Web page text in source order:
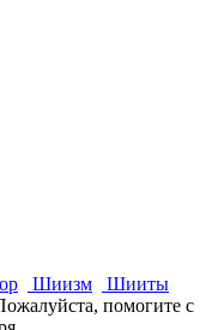
Шиизм
Шииты
помогите с